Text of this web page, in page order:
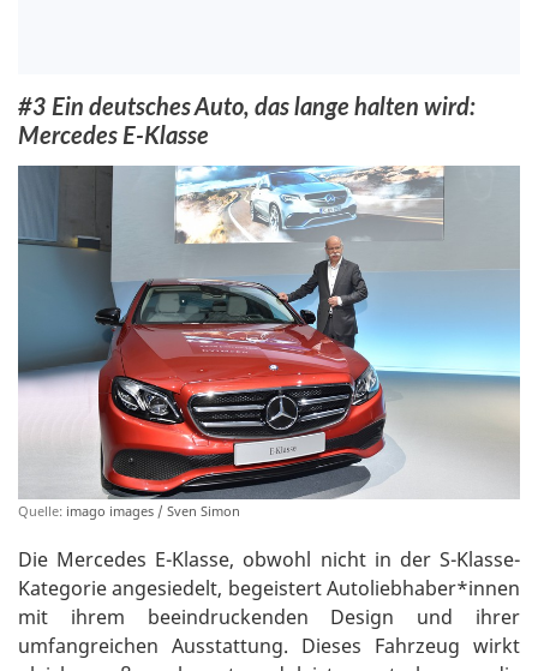
#3 Ein deutsches Auto, das lange halten wird:
Mercedes E-Klasse
Quelle: imago images / Sven Simon
Die Mercedes E-Klasse, obwohl nicht in der S-Klasse-
Kategorie angesiedelt, begeistert Autoliebhaber*innen
mit ihrem beeindruckenden Design und ihrer
umfangreichen Ausstattung. Dieses Fahrzeug wirkt